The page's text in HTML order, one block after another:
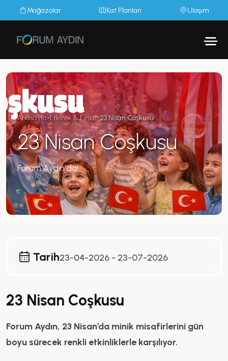
Mağazalar Kat Planları Ulaşım
Anasayfa›Etkinlik & Fırsat›23 Nisan Coşkusu
23 Nisan Coşkusu
Forum Aydın'da!
Tarih23-04-2026 - 23-07-2026
23 Nisan Coşkusu
Forum Aydın, 23 Nisan’da minik misafirlerini gün
boyu sürecek renkli etkinliklerle karşılıyor.